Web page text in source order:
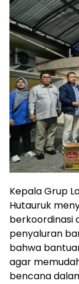
Kepala Grup
Hutauruk
berkoordinasi
penyaluran
bahwa
agar
bencana